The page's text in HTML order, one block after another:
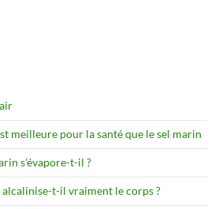
meilleure pour la santé que le sel marin
s’évapore-t-il ?
t-il vraiment le corps ?